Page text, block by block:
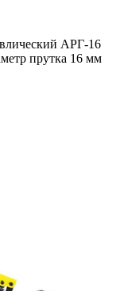
АРГ-16
прутка 16 мм